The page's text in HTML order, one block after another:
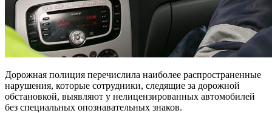
Дорожная полиция перечислила наиболее распространенные
нарушения, которые сотрудники, следящие за дорожной
обстановкой, выявляют у нелицензированных автомобилей
без специальных опознавательных знаков.